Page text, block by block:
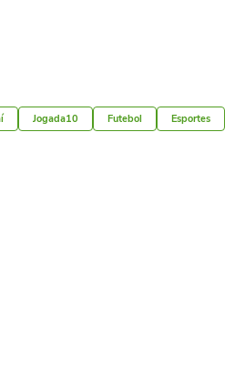
Jogada10 Futebol Esportes